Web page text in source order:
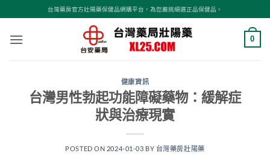
轉
台灣藥房官方壯陽藥保健品網購平台，為您嚴挑細選正品保健品。
0
健康資訊
台灣男性勃起功能障礙藥物：緩解症
狀與治療現實
POSTED ON 2024-01-03 BY 台灣藥房壯陽藥